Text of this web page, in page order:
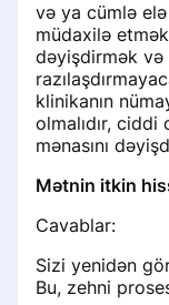
və ya cümlə
müdaxilə
dəyişdirmək
klinikanın
olmalıdır,
mənasını
Mətnin itkin
Cavablar:
Sizi yenidən
Bu, zehni